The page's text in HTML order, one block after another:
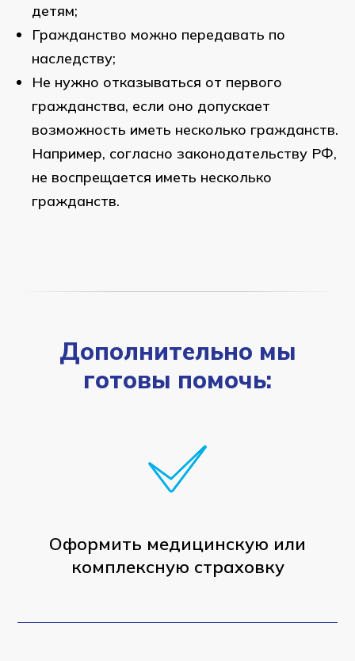
детям;
Гражданство можно передавать по
наследству;
Не нужно отказываться от первого
гражданства, если оно допускает
возможность иметь несколько гражданств.
Например, согласно законодательству РФ,
не воспрещается иметь несколько
гражданств.
Дополнительно мы
готовы помочь:
Оформить медицинскую или
комплексную страховку